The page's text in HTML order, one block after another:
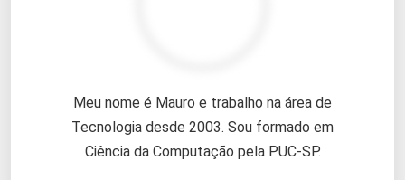
Meu nome é Mauro e trabalho na área de
Tecnologia desde 2003. Sou formado em
Ciência da Computação pela PUC-SP.